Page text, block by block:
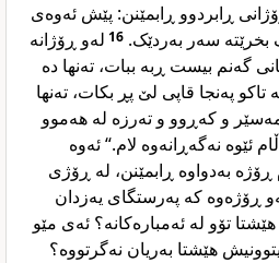
ڕابردوو ڕابمێنن: پێش ئەوەی
بخرێتە سەر بەردێک. 16 لەو ڕۆژانە
گەنم بیست ڕبە ببات، تەنها دە
پەنجا قاپی لێ پڕ بکات، تەنها
و کەڕوو و تەرزە لە هەموو
ئێوە نەگەڕانەوە لام.“ ئەوە
ڕۆژە بەدواوە ڕابمێنن، لە ڕۆژی
ڕۆژەوە کە پەرستگای یەزدان
هێشتا تۆو لە ئەمبارەکانە؟ ئەی مێو
هێشتا بەریان نەگرتووە؟